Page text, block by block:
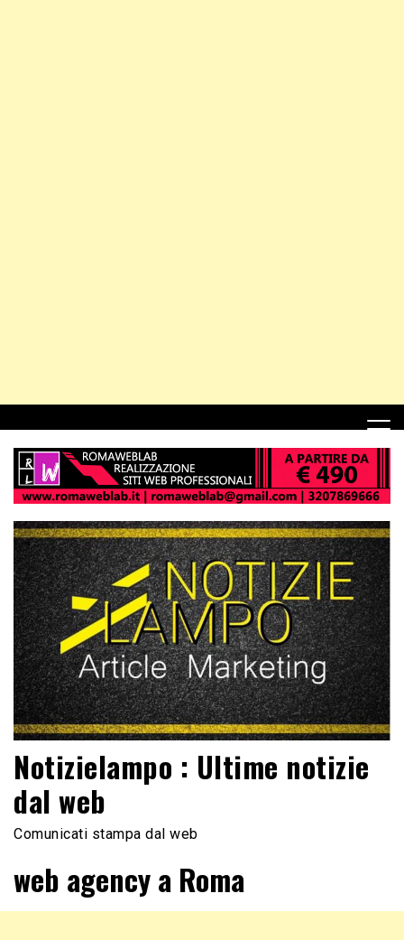
Notizielampo : Ultime notizie
dal web
Comunicati stampa dal web
web agency a Roma